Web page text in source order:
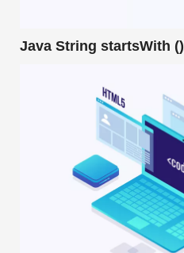
Java String startsWith ()